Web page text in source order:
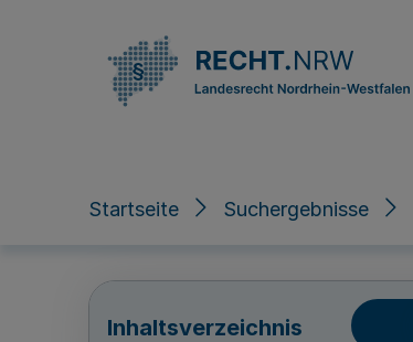
Startseite Suchergebnisse
Inhaltsverzeichnis